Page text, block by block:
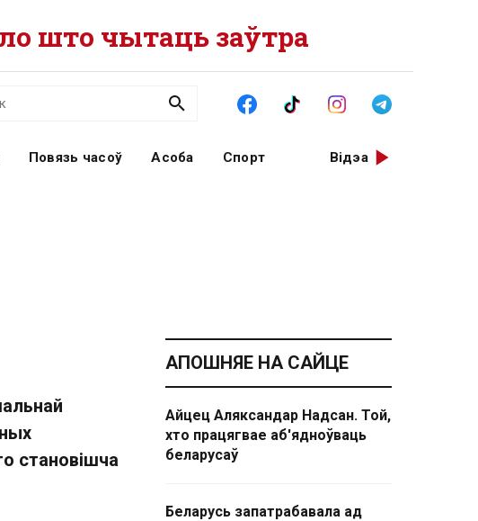
што чытаць заўтра
Повязь часоў Асоба Спорт Відэа
становішча
АПОШНЯЕ НА САЙЦЕ
Айцец Аляксандар Надсан. Той,
хто працягвае аб'ядноўваць
беларусаў
Беларусь запатрабавала ад